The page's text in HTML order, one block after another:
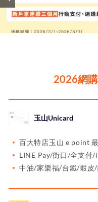
2026網
玉山Unicard
百大特店玉山 e point
LINE Pay/街口/全支付/
中油/家樂福/台鐵/蝦皮